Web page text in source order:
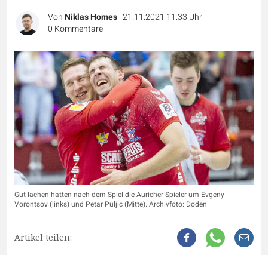
VonNiklas Homes|21.11.2021 11:33 Uhr|
0 Kommentare
Gut lachen hatten nach dem Spiel die Auricher Spieler um Evgeny
Vorontsov (links) und Petar Puljic (Mitte). Archivfoto: Doden
Artikel teilen: